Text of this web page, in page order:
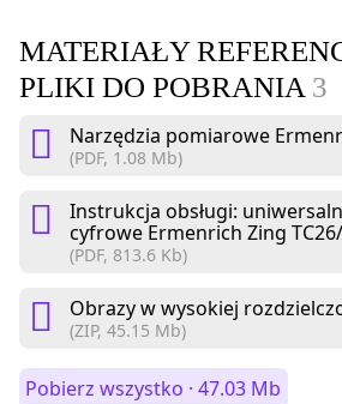
MATERIAŁY
PLIKI DO POBRANIA 3
Narzędzia pomiarowe
(PDF, 1.08 Mb)
Instrukcja obsługi:
cyfrowe Ermenrich Zing
(PDF, 813.6 Kb)
Obrazy w wysokiej
(ZIP, 45.15 Mb)
Pobierz wszystko · 47.03 Mb